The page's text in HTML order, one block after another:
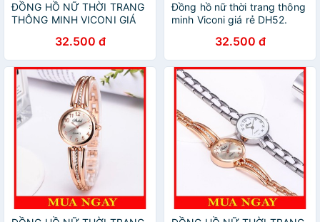
ĐỒNG HỒ NỮ THỜI TRANG
THÔNG MINH VICONI GIÁ
32.500 đ
Đồng hồ nữ thời trang thông
minh Viconi giá rẻ DH52.
32.500 đ